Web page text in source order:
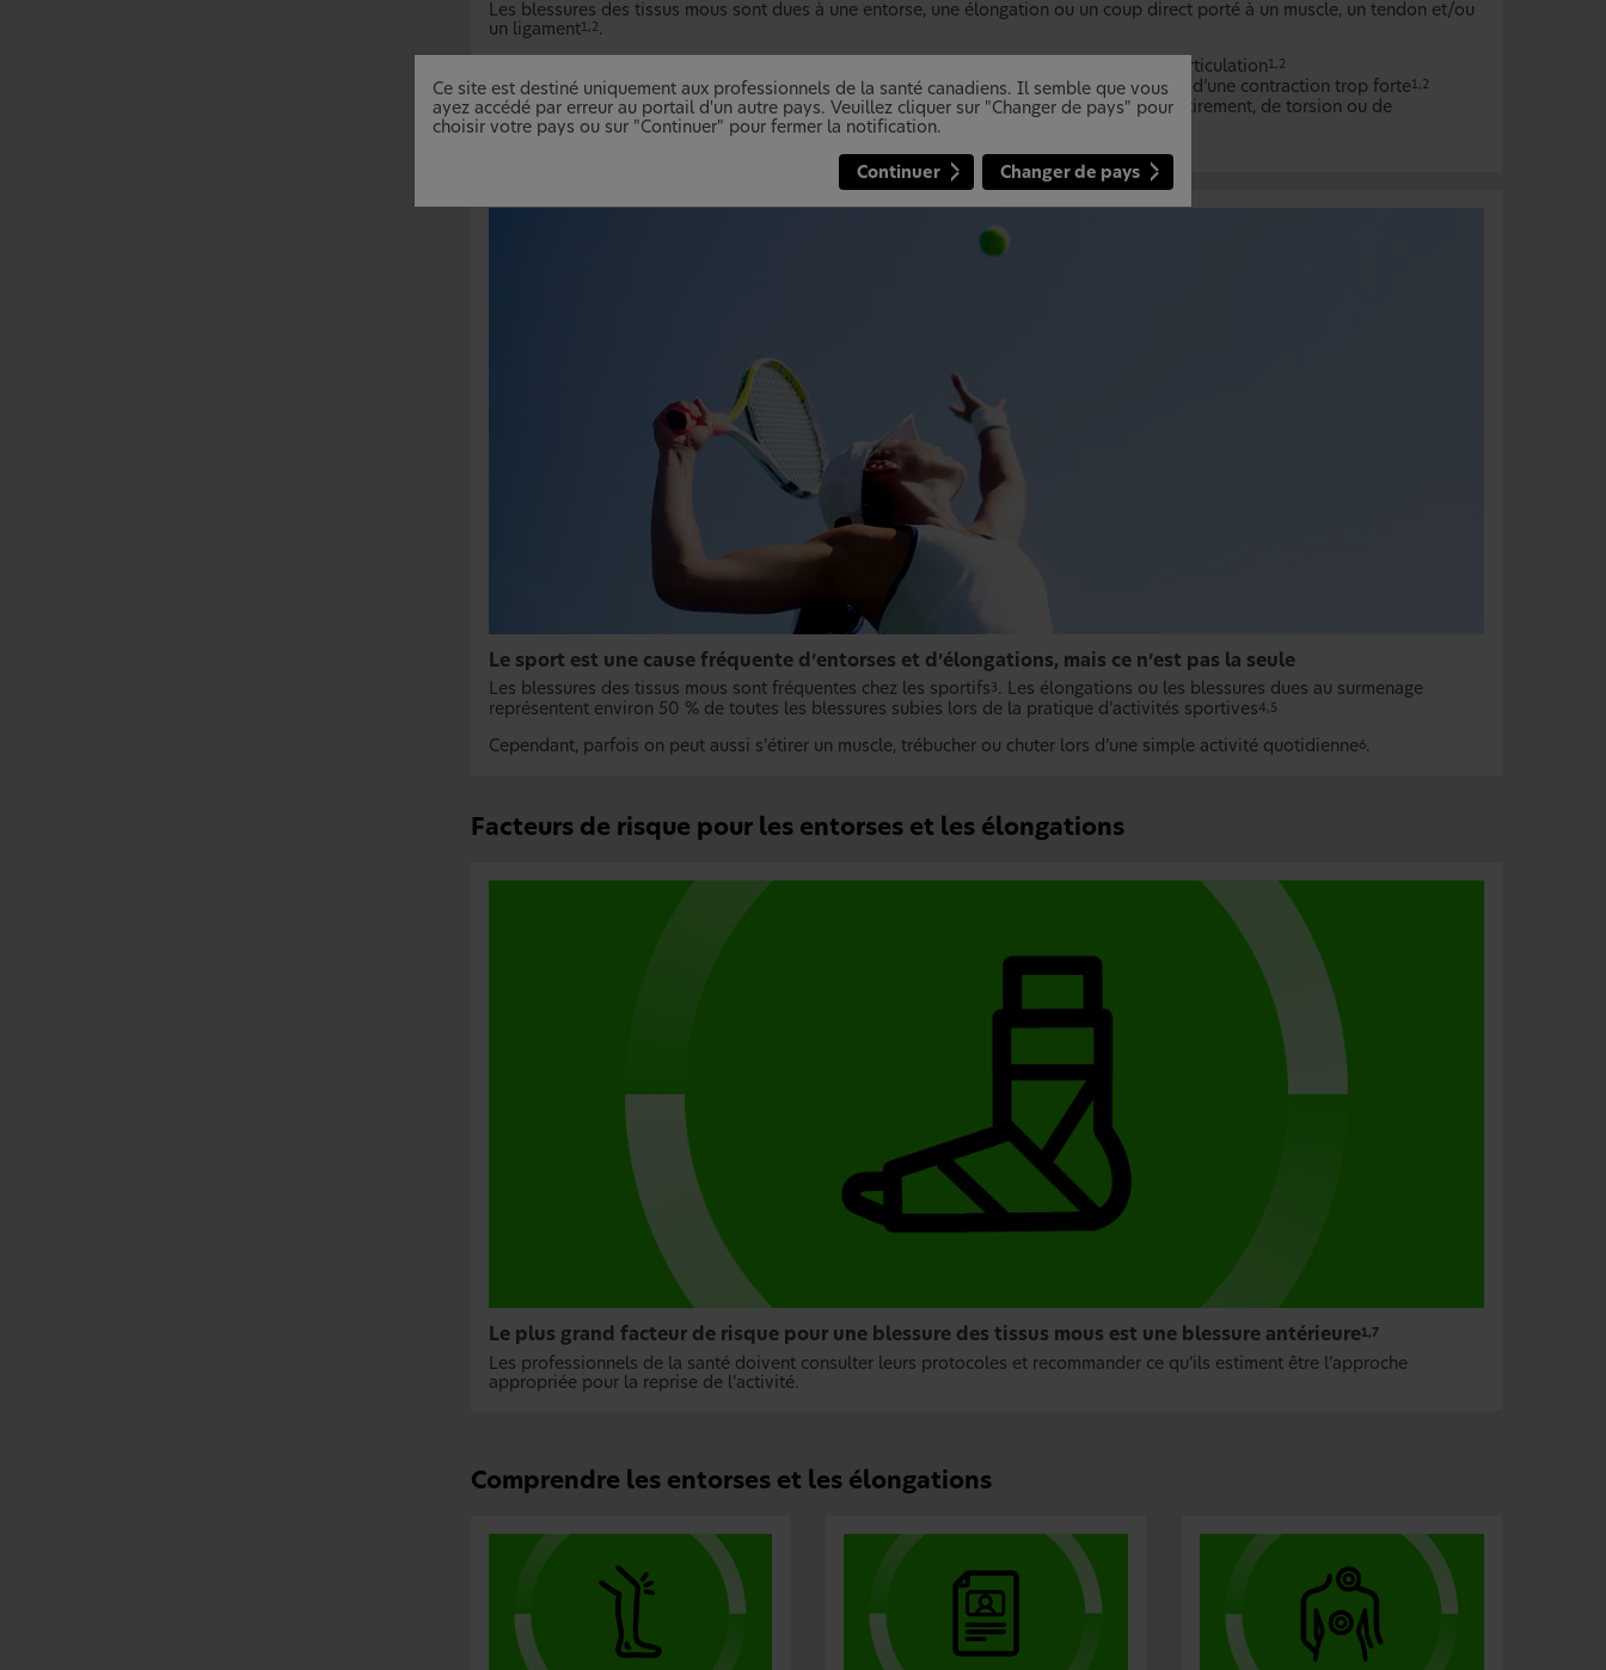
Les blessures des tissus mous sont dues à une entorse, une élongation ou un coup direct porté à un muscle, un tendon et/ou
un ligament1,2.
sont causées par une force anormale ou excessive exercée sur une articulation 1,2
Lesélongationsrésultent de l’allongement d’un muscle au-delà de sa capacité ou d’une contraction trop forte1,2
Des blessures liées au surmenage, dues à des mouvements répétés de friction, d’étirement, de torsion ou de
compression, peuvent également se produire1,2
Le sport est une cause fréquente d’entorses et d’élongations, mais ce n’est pas la seule
Les blessures des tissus mous sont fréquentes chez les sportifs 3 . Les élongations ou les blessures dues au surmenage
représentent environ 50 % de toutes les blessures subies lors de la pratique d’activités sportives4,5
Cependant, parfois on peut aussi s’étirer un muscle, trébucher ou chuter lors d’une simple activité quotidienne6.
Facteurs de risque pour les entorses et les élongations
Le plus grand facteur de risque pour une blessure des tissus mous est une blessure antérieure1,7
Les professionnels de la santé doivent consulter leurs protocoles et recommander ce qu’ils estiment être l’approche
appropriée pour la reprise de l’activité.
Comprendre les entorses et les élongations
Ce site est destiné uniquement aux professionnels de la santé canadiens. Il semble que vous
ayez accédé par erreur au portail d'un autre pays. Veuillez cliquer sur "Changer de pays" pour
choisir votre pays ou sur "Continuer" pour fermer la notification.
Continuer Changer de pays